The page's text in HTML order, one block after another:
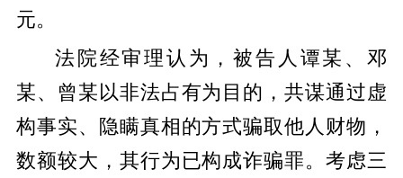
元。
法院经审理认为，被告人谭某、邓
某、曾某以非法占有为目的，共谋通过虚
构事实、隐瞒真相的方式骗取他人财物，
数额较大，其行为已构成诈骗罪。考虑三